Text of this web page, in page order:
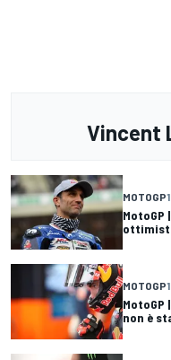
Vincent
MOTOGP
MotoGP
MOTOGP
non è